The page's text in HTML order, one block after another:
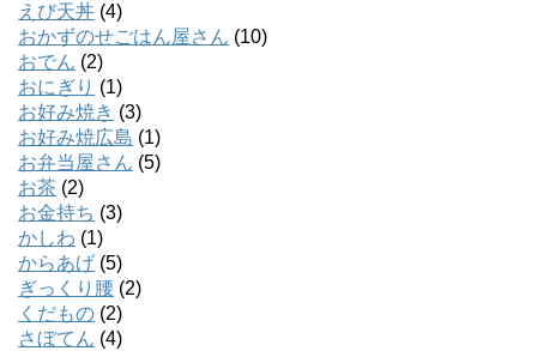
えび天丼 (4)
おかずのせごはん屋さん (10)
おでん (2)
おにぎり (1)
お好み焼き (3)
お好み焼広島 (1)
お弁当屋さん (5)
お茶 (2)
お金持ち (3)
かしわ (1)
からあげ (5)
ぎっくり腰 (2)
くだもの (2)
さぼてん (4)